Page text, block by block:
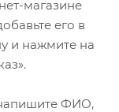
магазине
его в
и нажмите на
ФИО,